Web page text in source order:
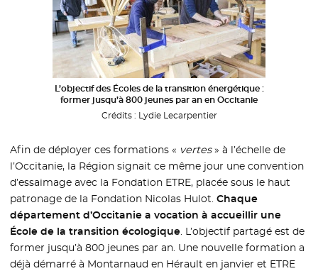
L’objectif des Écoles de la transition énergétique :
former jusqu’à 800 jeunes par an en Occitanie
Crédits : Lydie Lecarpentier
Afin de déployer ces formations « vertes» à l’échelle de
l’Occitanie, la Région signait ce même jour une convention
d’essaimage avec la Fondation ETRE, placée sous le haut
patronage de la Fondation Nicolas Hulot.Chaque
département d’Occitanie a vocation à accueillir une
École de la transition écologique. L’objectif partagé est de
former jusqu’à 800 jeunes par an. Une nouvelle formation a
déjà démarré à Montarnaud en Hérault en janvier et ETRE